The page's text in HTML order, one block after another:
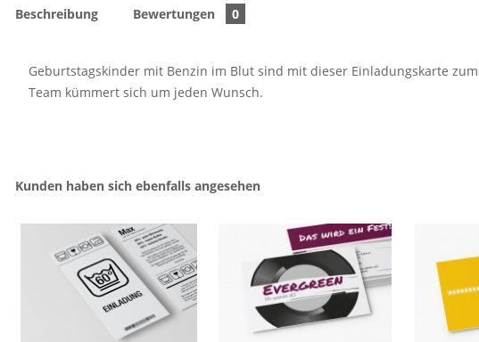
Beschreibung Bewertungen 0
Geburtstagskinder mit Benzin im Blut sind mit dieser Einladungskarte
Team kümmert sich um jeden Wunsch.
Kunden haben sich ebenfalls angesehen